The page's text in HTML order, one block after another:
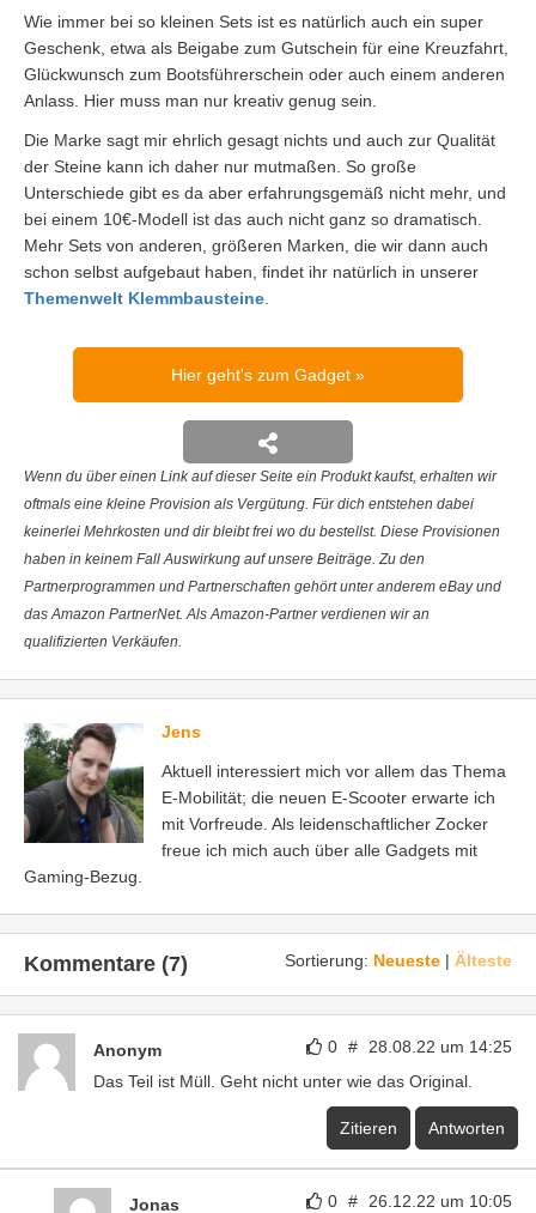
Wie immer bei so kleinen Sets ist es natürlich auch ein super
Geschenk, etwa als Beigabe zum Gutschein für eine Kreuzfahrt,
Glückwunsch zum Bootsführerschein oder auch einem anderen
Anlass. Hier muss man nur kreativ genug sein.
Die Marke sagt mir ehrlich gesagt nichts und auch zur Qualität
der Steine kann ich daher nur mutmaßen. So große
Unterschiede gibt es da aber erfahrungsgemäß nicht mehr, und
bei einem 10€-Modell ist das auch nicht ganz so dramatisch.
Mehr Sets von anderen, größeren Marken, die wir dann auch
schon selbst aufgebaut haben, findet ihr natürlich in unserer
Themenwelt Klemmbausteine
Hier geht's zum Gadget
Wenn du über einen Link auf dieser Seite ein Produkt kaufst, erhalten wir
oftmals eine kleine Provision als Vergütung. Für dich entstehen dabei
keinerlei Mehrkosten und dir bleibt frei wo du bestellst. Diese Provisionen
haben in keinem Fall Auswirkung auf unsere Beiträge. Zu den
Partnerprogrammen und Partnerschaften gehört unter anderem eBay und
das Amazon PartnerNet. Als Amazon-Partner verdienen wir an
qualifizierten Verkäufen.
Jens
Aktuell interessiert mich vor allem das Thema
E-Mobilität; die neuen E-Scooter erwarte ich
mit Vorfreude. Als leidenschaftlicher Zocker
freue ich mich auch über alle Gadgets mit
Gaming-Bezug.
Sortierung: Neueste | Älteste
Kommentare (7)
0 # 28.08.22 um 14:25
Anonym
Das Teil ist Müll. Geht nicht unter wie das Original.
Zitieren Antworten
0 # 26.12.22 um 10:05
Jonas